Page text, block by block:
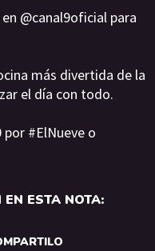
@canal9oficial para
más divertida de la
el día con todo.
por #ElNueve o
ESTA NOTA: